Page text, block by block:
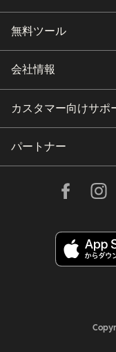
無料ツール
会社情報
カスタマー向けサポ
パートナー